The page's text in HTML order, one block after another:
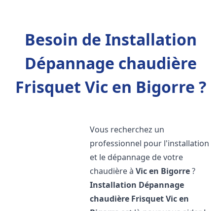
Besoin de Installation
Dépannage chaudière
Frisquet Vic en Bigorre ?
Vous recherchez un
professionnel pour l'installation
et le dépannage de votre
chaudière àVic en Bigorre?
Installation Dépannage
chaudière FrisquetVic en